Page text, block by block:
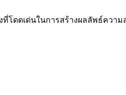
ที่โดดเด่นในการสร้างผลลัพธ์ควา